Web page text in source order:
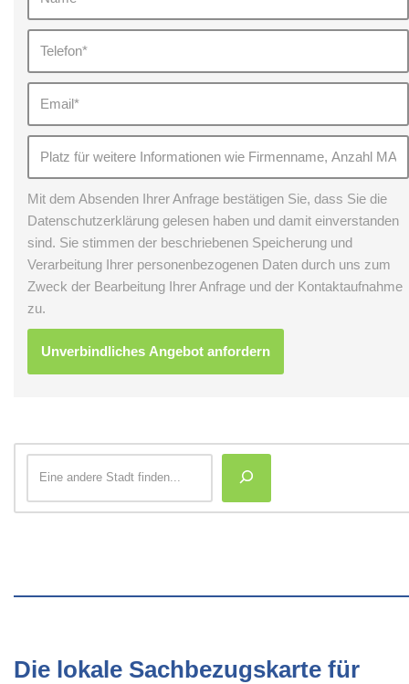
Mit dem Absenden Ihrer Anfrage bestätigen Sie, dass Sie die
Datenschutzerklärung gelesen haben und damit einverstanden
sind. Sie stimmen der beschriebenen Speicherung und
Verarbeitung Ihrer personenbezogenen Daten durch uns zum
Zweck der Bearbeitung Ihrer Anfrage und der Kontaktaufnahme
zu.
Die lokale Sachbezugskarte für